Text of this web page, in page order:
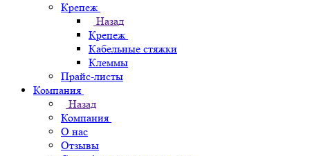
Крепеж
Назад
Крепеж
Кабельные стяжки
Клеммы
Прайс-листы
Компания
Назад
Компания
О нас
Отзывы